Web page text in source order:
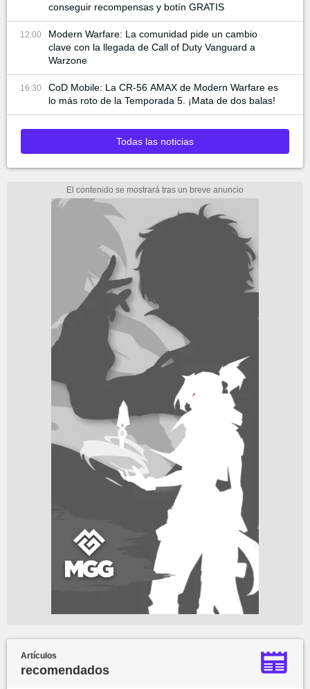
conseguir recompensas y botín GRATIS
12:00
Modern Warfare: La comunidad pide un cambio
clave con la llegada de Call of Duty Vanguard a
Warzone
16:30
CoD Mobile: La CR-56 AMAX de Modern Warfare es
lo más roto de la Temporada 5. ¡Mata de dos balas!
Todas las noticias
Artículos
recomendados